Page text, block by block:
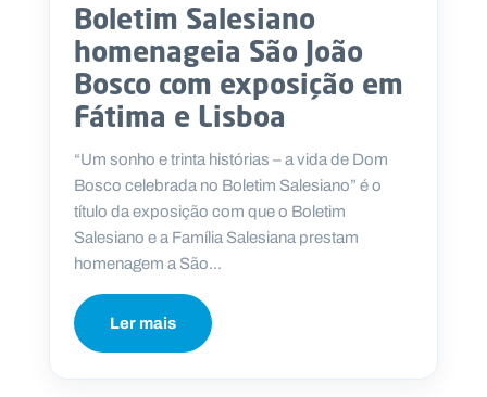
Boletim Salesiano
homenageia São João
Bosco com exposição em
Fátima e Lisboa
“Um sonho e trinta histórias – a vida de Dom
Bosco celebrada no Boletim Salesiano” é o
título da exposição com que o Boletim
Salesiano e a Família Salesiana prestam
homenagem a São...
Ler mais